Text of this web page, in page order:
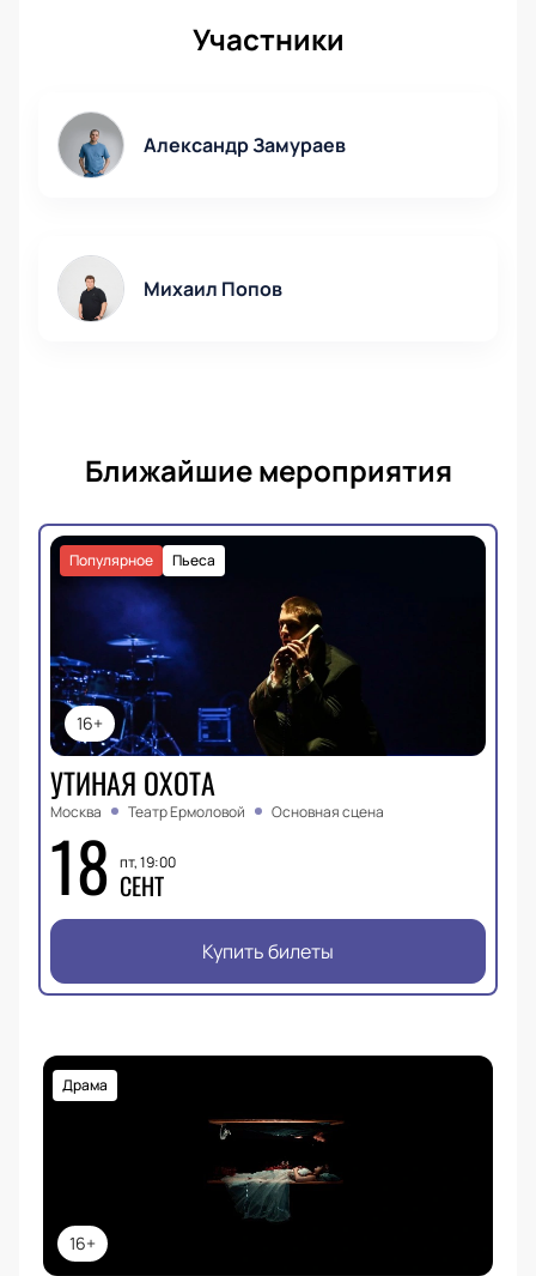
Участники
Александр Замураев
Михаил Попов
Ближайшие мероприятия
16+
Пьеса
Популярное
УТИНАЯ ОХОТА
Москва Театр Ермоловой Основная сцена
18 пт, 19:00
СЕНТ
Купить билеты
16+
Драма